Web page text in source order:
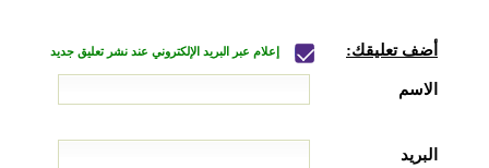
أضف تعليقك: إعلام عبر البريد الإلكتروني عند نشر تعليق جديد
الاسم
البريد